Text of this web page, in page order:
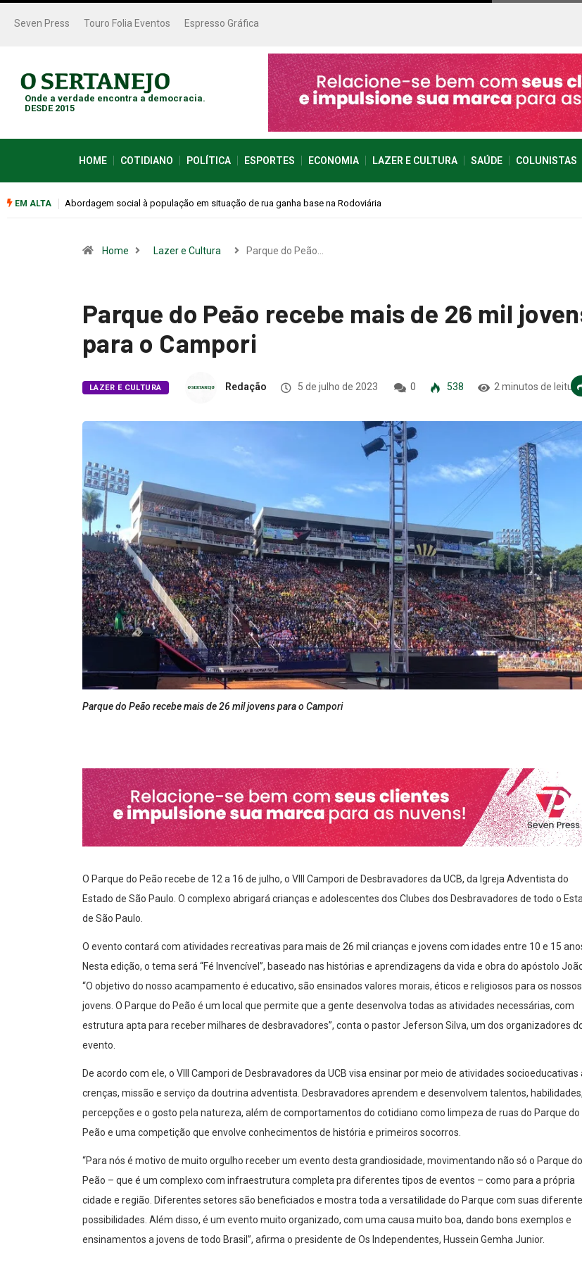
Seven Press Touro Folia Eventos Espresso Gráfica
Onde a verdade encontra a democracia.
DESDE 2015
HOME COTIDIANO POLÍTICA ESPORTES ECONOMIA LAZER E CULTURA SAÚDE COLUNISTAS
EM ALTA Cemitérios terão horário especial e missas no Dia dos Pais
Home Lazer e Cultura Parque do Peão…
Parque do Peão recebe mais de 26 mil
para o Campori
LAZER E CULTURA Redação 5 de julho de 2023 0 538 2 minutos de leitura
Parque do Peão recebe mais de 26 mil jovens para o Campori
O Parque do Peão recebe de 12 a 16 de julho, o VIII Campori de Desbravadores da UCB, da Igreja Adventista do
Estado de São Paulo. O complexo abrigará crianças e adolescentes dos Clubes dos Desbravadores de todo o
de São Paulo.
O evento contará com atividades recreativas para mais de 26 mil crianças e jovens com idades entre 10 e 15
Nesta edição, o tema será “Fé Invencível”, baseado nas histórias e aprendizagens da vida e obra do apóstolo
“O objetivo do nosso acampamento é educativo, são ensinados valores morais, éticos e religiosos para os nossos
jovens. O Parque do Peão é um local que permite que a gente desenvolva todas as atividades necessárias, com
estrutura apta para receber milhares de desbravadores”, conta o pastor Jeferson Silva, um dos organizadores
evento.
De acordo com ele, o VIII Campori de Desbravadores da UCB visa ensinar por meio de atividades socioeducativas
crenças, missão e serviço da doutrina adventista. Desbravadores aprendem e desenvolvem talentos, habilidades,
percepções e o gosto pela natureza, além de comportamentos do cotidiano como limpeza de ruas do Parque do
Peão e uma competição que envolve conhecimentos de história e primeiros socorros.
“Para nós é motivo de muito orgulho receber um evento desta grandiosidade, movimentando não só o Parque do
Peão – que é um complexo com infraestrutura completa pra diferentes tipos de eventos – como para a própria
cidade e região. Diferentes setores são beneficiados e mostra toda a versatilidade do Parque com suas
possibilidades. Além disso, é um evento muito organizado, com uma causa muito boa, dando bons exemplos e
ensinamentos a jovens de todo Brasil”, afirma o presidente de Os Independentes, Hussein Gemha Junior.